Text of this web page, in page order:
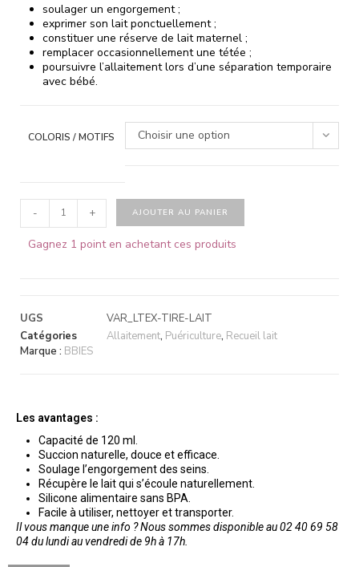
soulager un engorgement ;
exprimer son lait ponctuellement ;
constituer une réserve de lait maternel ;
remplacer occasionnellement une tétée ;
poursuivre l’allaitement lors d’une séparation temporaire
avec bébé.
COLORIS / MOTIFS Choisir une option
- + AJOUTER AU PANIER
Gagnez 1 point en achetant ces produits
UGS
VAR_LTEX-TIRE-LAIT
Catégories
Allaitement, Puériculture, Recueil lait
Marque : BBIES
Les avantages :
Capacité de 120 ml.
Succion naturelle, douce et efficace.
Soulage l’engorgement des seins.
Récupère le lait qui s’écoule naturellement.
Silicone alimentaire sans BPA.
Facile à utiliser, nettoyer et transporter.
Il vous manque une info ? Nous sommes disponible au 02 40 69 58
04 du lundi au vendredi de 9h à 17h.